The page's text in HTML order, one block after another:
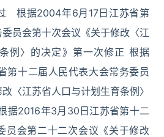
根据2004年6月17日江苏省第
员会第十次会议《关于修改〈江
例〉的决定》第一次修正 根据
第十二届人民代表大会常务委员
〈江苏省人口与计划生育条例〉
据2016年3月30日江苏省第十二
员会第二十二次会议《关于修改